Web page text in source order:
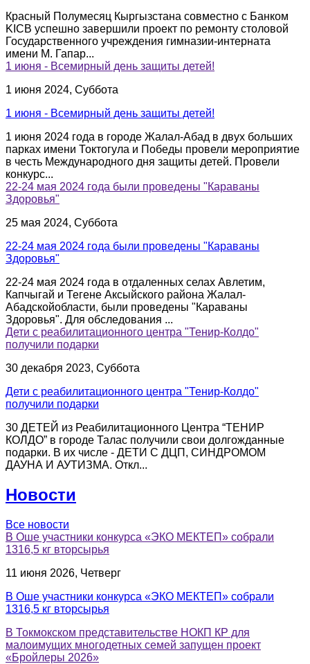
Красный Полумесяц Кыргызстана совместно с Банком
KICB успешно завершили проект по ремонту столовой
Государственного учреждения гимназии-интерната
имени М. Гапар...
1 июня - Всемирный день защиты детей!
1 июня 2024, Суббота
1 июня - Всемирный день защиты детей!
1 июня 2024 года в городе Жалал-Абад в двух больших
парках имени Токтогула и Победы провели мероприятие
в честь Международного дня защиты детей. Провели
конкурс...
22-24 мая 2024 года были проведены "Караваны
Здоровья"
25 мая 2024, Суббота
22-24 мая 2024 года были проведены "Караваны
Здоровья"
22-24 мая 2024 года в отдаленных селах Авлетим,
Капчыгай и Тегене Аксыйского района Жалал-
Абадскойобласти, были проведены "Караваны
Здоровья". Для обследования ...
Дети с реабилитационного центра "Тенир-Колдо"
получили подарки
30 декабря 2023, Суббота
Дети с реабилитационного центра "Тенир-Колдо"
получили подарки
30 ДЕТЕЙ из Реабилитационного Центра “ТЕНИР
КОЛДО” в городе Талас получили свои долгожданные
подарки. В их числе - ДЕТИ С ДЦП, СИНДРОМОМ
ДАУНА И АУТИЗМА. Откл...
Новости
Все новости
В Оше участники конкурса «ЭКО МЕКТЕП» собрали
1316,5 кг вторсырья
11 июня 2026, Четверг
В Оше участники конкурса «ЭКО МЕКТЕП» собрали
1316,5 кг вторсырья
В Токмокском представительстве НОКП КР для
малоимущих многодетных семей запущен проект
«Бройлеры 2026»